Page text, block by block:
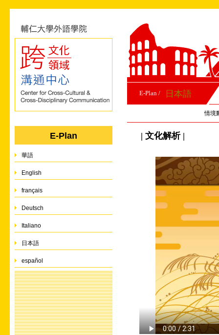
E-Plan
華語
English
français
Deutsch
Italiano
日本語
español
E-Plan / 日本語
情境
| 文化解析 |